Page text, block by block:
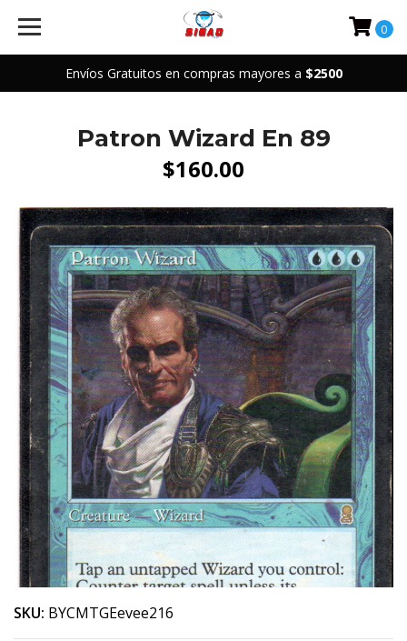
Envíos Gratuitos en compras mayores a $2500
0
Patron Wizard En 89
$160.00
SKU: BYCMTGEevee216